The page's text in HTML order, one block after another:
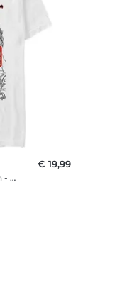
Disney - Der König der Löwen - Scar Long Live - Männer T-Shirt
€ 19,99